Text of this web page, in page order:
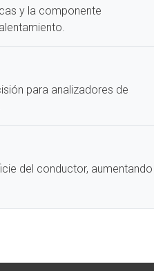
y la componente
para analizadores de
del conductor, aumentando